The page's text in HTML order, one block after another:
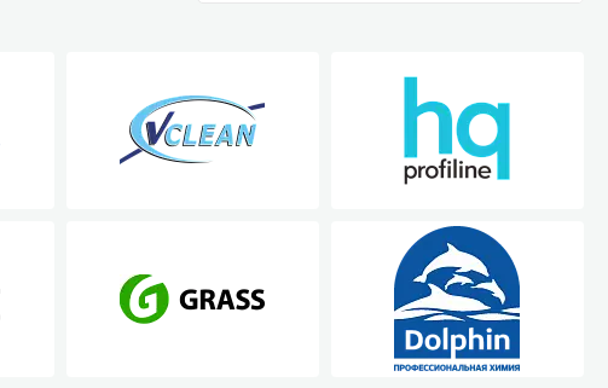
Средства для дезинфекции санузлов
Средства для мытья унитазов и сантехники
Средства для очистки полов и стен в санузлах